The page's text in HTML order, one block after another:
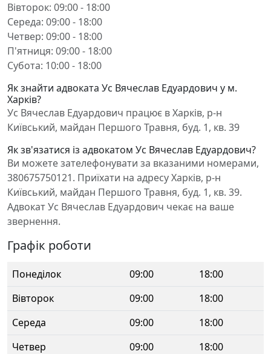
Вівторок: 09:00 - 18:00
Середа: 09:00 - 18:00
Четвер: 09:00 - 18:00
П'ятниця: 09:00 - 18:00
Субота: 10:00 - 18:00
Як знайти адвоката Ус Вячеслав Едуардович у м.
Харків?
Ус Вячеслав Едуардович працює в Харків, р-н
Київський, майдан Першого Травня, буд. 1, кв. 39
Як зв'язатися із адвокатом Ус Вячеслав Едуардович?
Ви можете зателефонувати за вказаними номерами,
380675750121. Приїхати на адресу Харків, р-н
Київський, майдан Першого Травня, буд. 1, кв. 39.
Адвокат Ус Вячеслав Едуардович чекає на ваше
звернення.
Графік роботи
Понеділок 09:00
18:00
Вівторок
09:00
18:00
Середа
09:00
18:00
Четвер
09:00
18:00